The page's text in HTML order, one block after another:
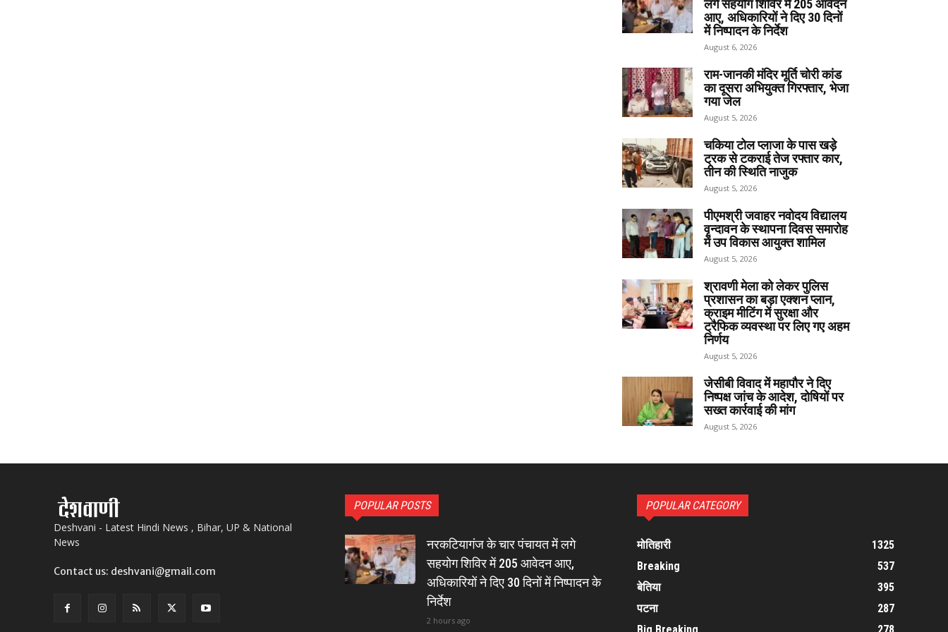
लगे सहयोग शिविर में 205 आवेदन
आए, अधिकारियों ने दिए 30 दिनों
में निष्पादन के निर्देश
August 6, 2026
राम-जानकी मंदिर मूर्ति चोरी कांड
का दूसरा अभियुक्त गिरफ्तार, भेजा
गया जेल
August 5, 2026
चकिया टोल प्लाजा के पास खड़े
ट्रक से टकराई तेज रफ्तार कार,
तीन की स्थिति नाजुक
August 5, 2026
पीएमश्री जवाहर नवोदय विद्यालय
वृन्दावन के स्थापना दिवस समारोह
में उप विकास आयुक्त शामिल
August 5, 2026
श्रावणी मेला को लेकर पुलिस
प्रशासन का बड़ा एक्शन प्लान,
क्राइम मीटिंग में सुरक्षा और
ट्रैफिक व्यवस्था पर लिए गए अहम
निर्णय
August 5, 2026
जेसीबी विवाद में महापौर ने दिए
निष्पक्ष जांच के आदेश, दोषियों पर
सख्त कार्रवाई की मांग
August 5, 2026
Deshvani - Latest Hindi News , Bihar, UP & National
News
Contact us: deshvani@gmail.com
POPULAR POSTS
नरकटियागंज के चार पंचायत में लगे
सहयोग शिविर में 205 आवेदन आए,
अधिकारियों ने दिए 30 दिनों में निष्पादन के
निर्देश
2 hours ago
POPULAR CATEGORY
मोतिहारी
1325
Breaking
537
बेतिया
395
पटना
287